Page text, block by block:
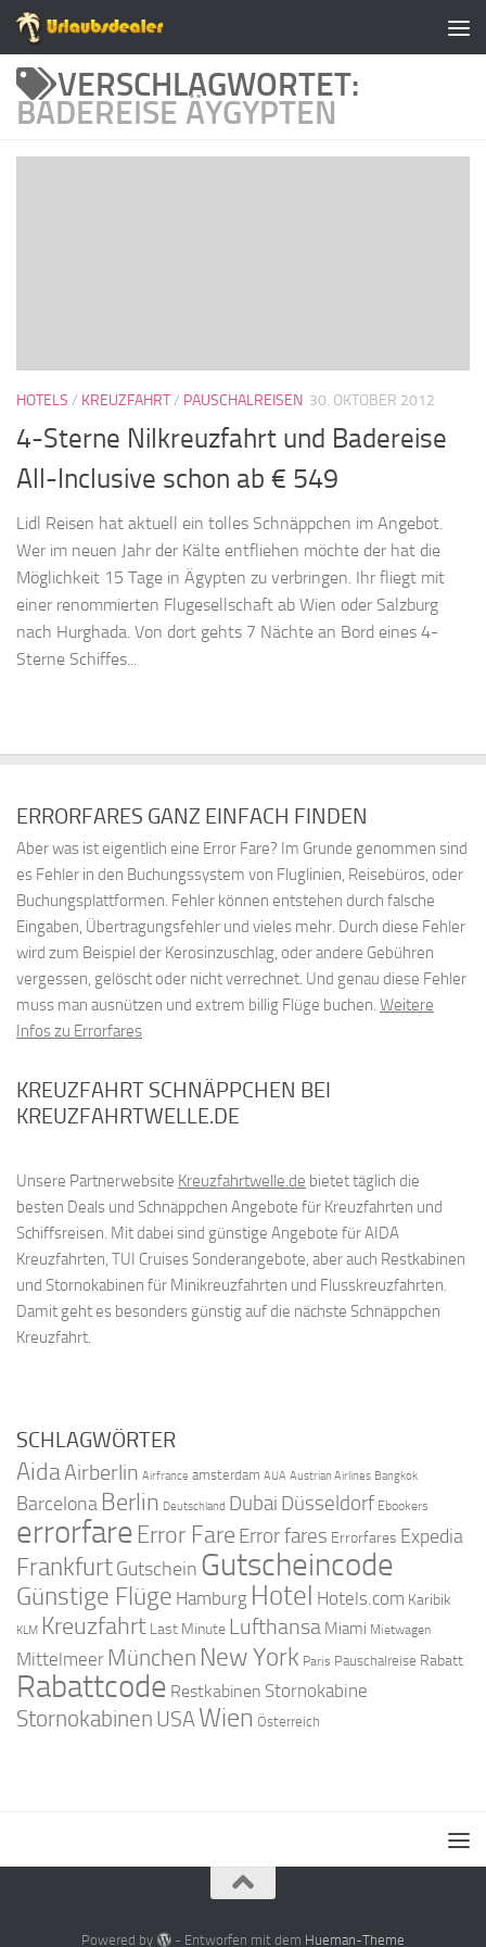
Zum Inhalt springen
VERSCHLAGWORTET:
BADEREISE ÄYGYPTEN
HOTELS / KREUZFAHRT/ PAUSCHALREISEN 30. OKTOBER 2012
4-Sterne Nilkreuzfahrt und Badereise
All-Inclusive schon ab € 549
Lidl Reisen hat aktuell ein tolles Schnäppchen im Angebot.
Wer im neuen Jahr der Kälte entfliehen möchte der hat die
Möglichkeit 15 Tage in Ägypten zu verbringen. Ihr fliegt mit
einer renommierten Flugesellschaft ab Wien oder Salzburg
nach Hurghada. Von dort gehts 7 Nächte an Bord eines 4-
Sterne Schiffes...
ERRORFARES GANZ EINFACH FINDEN
Aber was ist eigentlich eine Error Fare? Im Grunde genommen sind
es Fehler in den Buchungssystem von Fluglinien, Reisebüros, oder
Buchungsplattformen. Fehler können entstehen durch falsche
Eingaben, Übertragungsfehler und vieles mehr. Durch diese Fehler
wird zum Beispiel der Kerosinzuschlag, oder andere Gebühren
vergessen, gelöscht oder nicht verrechnet. Und genau diese Fehler
muss man ausnützen und extrem billig Flüge buchen. Weitere
Infos zu Errorfares
KREUZFAHRT SCHNÄPPCHEN BEI
KREUZFAHRTWELLE.DE
Unsere Partnerwebsite Kreuzfahrtwelle.de bietet täglich die
besten Deals und Schnäppchen Angebote für Kreuzfahrten und
Schiffsreisen. Mit dabei sind günstige Angebote für AIDA
Kreuzfahrten, TUI Cruises Sonderangebote, aber auch Restkabinen
und Stornokabinen für Minikreuzfahrten und Flusskreuzfahrten.
Damit geht es besonders günstig auf die nächste Schnäppchen
Kreuzfahrt.
SCHLAGWÖRTER
AidaAirberlin Airfrance amsterdam AUA Austrian Airlines Bangkok
Barcelona Berlin Deutschland Dubai Düsseldorf Ebookers
errorfare Error Fare Error fares Errorfares Expedia
FrankfurtGutschein Gutscheincode
Günstige Flüge Hamburg Hotel Hotels.com Karibik
KLM Kreuzfahrt Last Minute Lufthansa Miami Mietwagen
Mittelmeer München New York Paris Pauschalreise Rabatt
Rabattcode Restkabinen Stornokabine
Stornokabinen USAWien Österreich
Powered by - Entworfen mit dem Hueman-Theme